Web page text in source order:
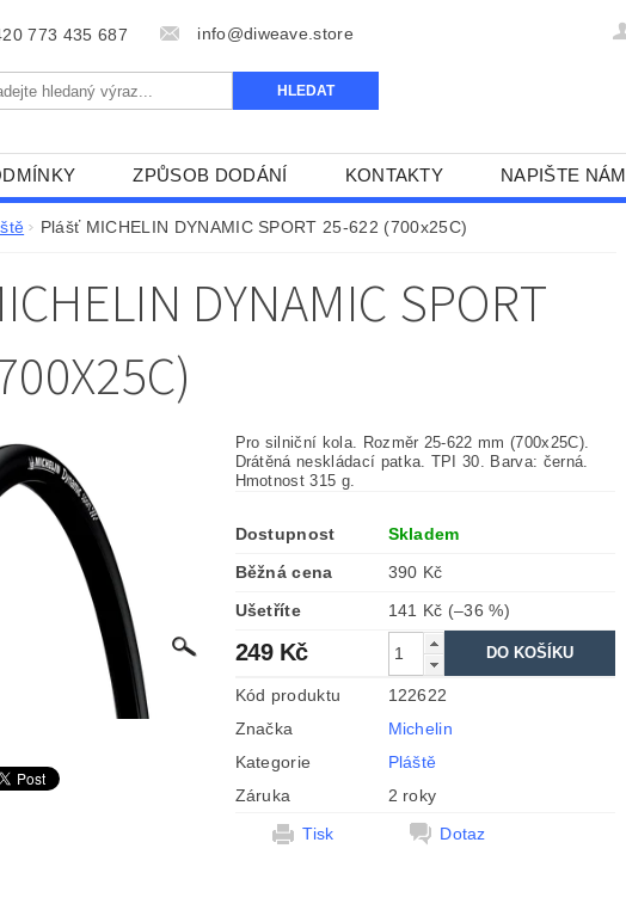
773 435 687 info@diweave.store
ZPŮSOB DODÁNÍ KONTAKTY NAPIŠTE NÁM
Plášť MICHELIN DYNAMIC SPORT 25-622 (700x25C)
DYNAMIC SPORT
Pro silniční kola. Rozměr 25-622 mm (700x25C).
Drátěná neskládací patka. TPI 30. Barva: černá.
Hmotnost 315 g.
Dostupnost
Skladem
Běžná cena
390 Kč
Ušetříte
141 Kč (–36 %)
249 Kč
Kód produktu
122622
Značka
Michelin
Kategorie
Pláště
Záruka
2 roky
Tisk
Dotaz